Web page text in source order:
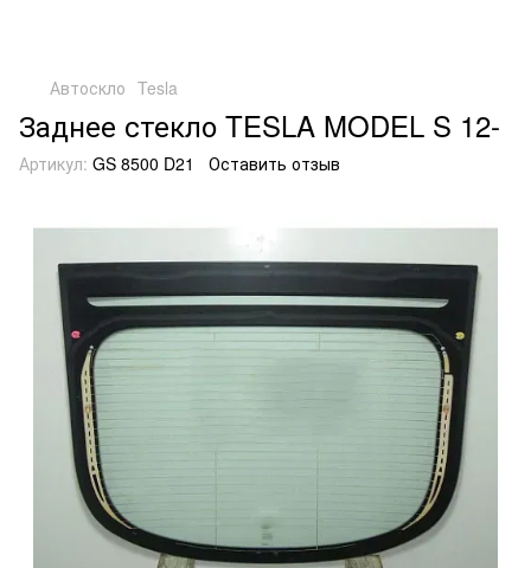
Автоскло Tesla
Заднее стекло TESLA MODEL S 12-
Артикул: GS 8500 D21 Оставить отзыв